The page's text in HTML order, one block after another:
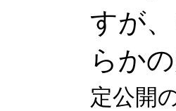
すが
らか
定公開